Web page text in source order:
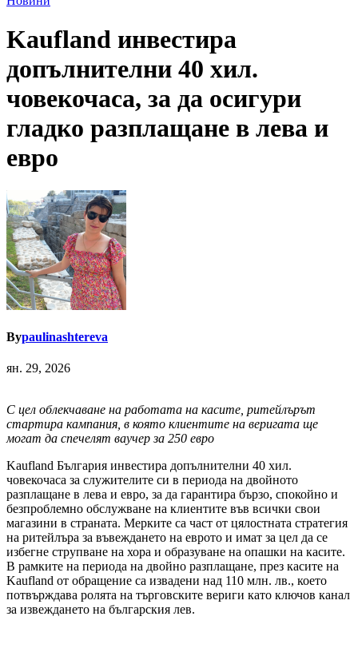
Kaufland инвестира
допълнителни 40 хил.
човекочаса, за да осигури
гладко разплащане в лева и
евро
Bypaulinashtereva
ян. 29, 2026
С цел облекчаване на работата на касите, ритейлърът
стартира кампания, в която клиентите на веригата ще
могат да спечелят ваучер за 250 евро
Kaufland България инвестира допълнителни 40 хил.
човекочаса за служителите си в периода на двойното
разплащане в лева и евро, за да гарантира бързо, спокойно и
безпроблемно обслужване на клиентите във всички свои
магазини в страната. Мерките са част от цялостната стратегия
на ритейлъра за въвеждането на еврото и имат за цел да се
избегне струпване на хора и образуване на опашки на касите.
В рамките на периода на двойно разплащане, през касите на
Kaufland от обращение са извадени над 110 млн. лв., което
потвърждава ролята на търговските вериги като ключов канал
за извеждането на българския лев.